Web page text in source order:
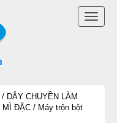
/ DÂY CHUYỀN LÀM
MÌ ĐẶC / Máy trộn bột